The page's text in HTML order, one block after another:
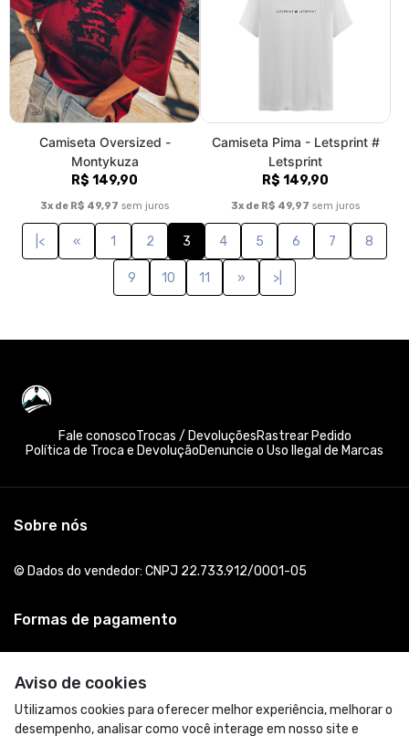
Camiseta Oversized -
Montykuza
R$ 149,90
3x de R$ 49,97 sem juros
Camiseta Pima - Letsprint #
Letsprint
R$ 149,90
3x de R$ 49,97 sem juros
|< « 1 2 3 4 5 6 7 8
9 10 11 » >|
Aviso de cookies
Utilizamos cookies para oferecer melhor experiência, melhorar o
desempenho, analisar como você interage em nosso site e
Fale conoscoTrocas / DevoluçõesRastrear Pedido
Política de Troca e DevoluçãoDenuncie o Uso Ilegal de Marcas
Sobre nós
© Dados do vendedor: CNPJ 22.733.912/0001-05
Formas de pagamento